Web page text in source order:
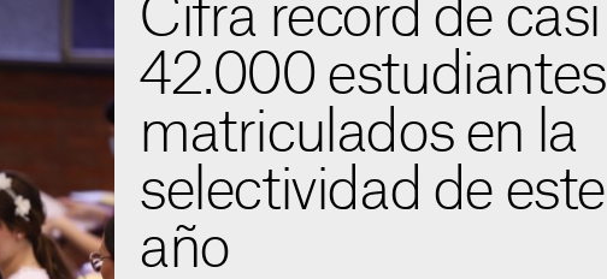
Cifra récord de casi
42.000 estudiantes
matriculados en la
selectividad de este
año